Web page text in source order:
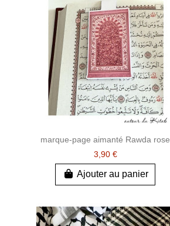
marque-page aimanté Rawda rose
3,90 €
Ajouter au panier